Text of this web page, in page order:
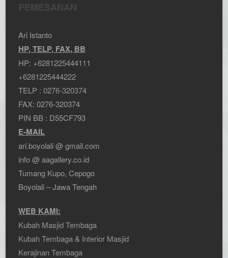
PEMESANAN
Ari Istanto
HP, TELP, FAX, BB
HP: +6281225444111
+6281225444222
TELP :0276-320374
FAX: 0276-320374
PIN BB : D55CF793
E-MAIL
ari.boyolali @ gmail.com
info @ aagallery.co.id
Tumang Kupo, Cepogo
Boyolali – Jawa Tengah
WEB KAMI:
Kubah Masjid Tembaga
Kubah Tembaga & Interior Masjid
Kerajinan Tembaga